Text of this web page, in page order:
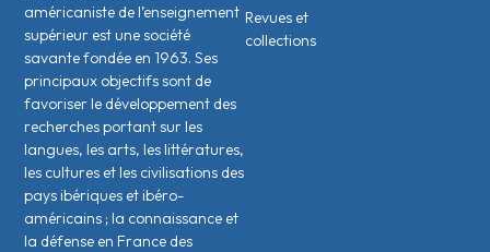
Revues et
collections
américaniste de l’enseignement
supérieur est une société
savante fondée en 1963. Ses
principaux objectifs sont de
favoriser le développement des
recherches portant sur les
langues, les arts, les littératures,
les cultures et les civilisations des
pays ibériques et ibéro-
américains ; la connaissance et
la défense en France des